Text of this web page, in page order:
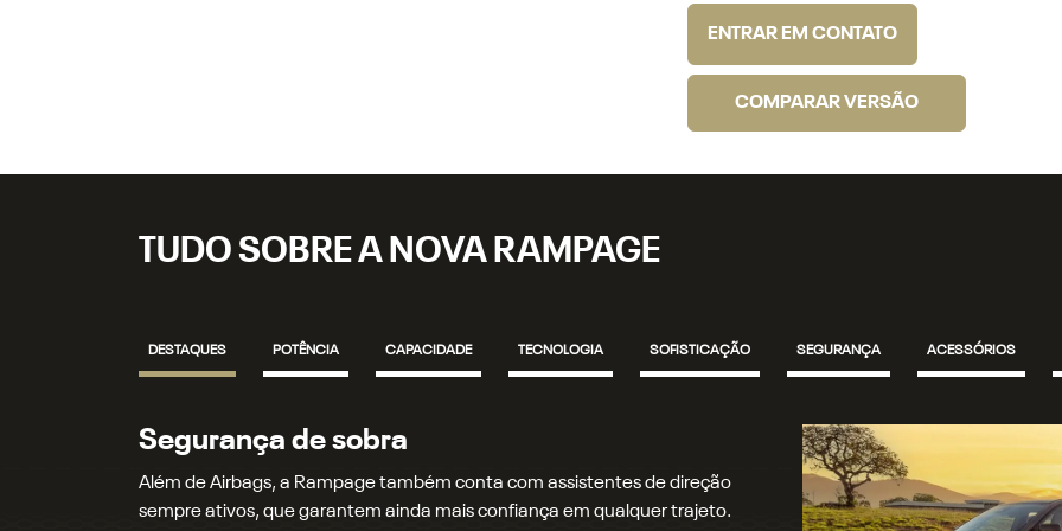
ENTRAR EM CONTATO
COMPARAR VERSÃO
TUDO SOBRE A NOVA RAMPAGE
DESTAQUES POTÊNCIA CAPACIDADE TECNOLOGIA SOFISTICAÇÃO SEGURANÇA ACESSÓRIOS
Motor e performance
A Rampage vem equipada com o motor 2.2 L Turbodiesel, de 200 cv e 450
Nm, e agora também com a opção do motor 2.0 L Turbo Flex de 272 cv e 400